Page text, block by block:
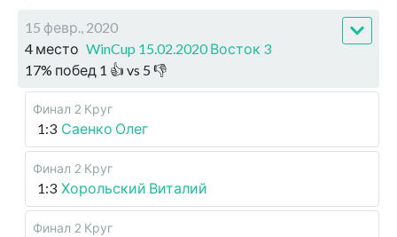
15 февр., 2020
4 место WinCup 15.02.2020 Восток 3
17% побед 1 👍 vs 5 👎
Финал 2 Круг
1:3 Саенко Олег
Финал 2 Круг
1:3 Хорольский Виталий
Финал 2 Круг